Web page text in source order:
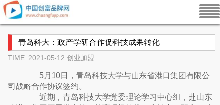
青岛科大：政产学研合作促科技成果转化
TIME: 2021-05-12 创业加盟
5月10日，青岛科技大学与山东省港口集团有限公
司战略合作协议签约。
近期，青岛科技大学党委理论学习中心组，赴山东